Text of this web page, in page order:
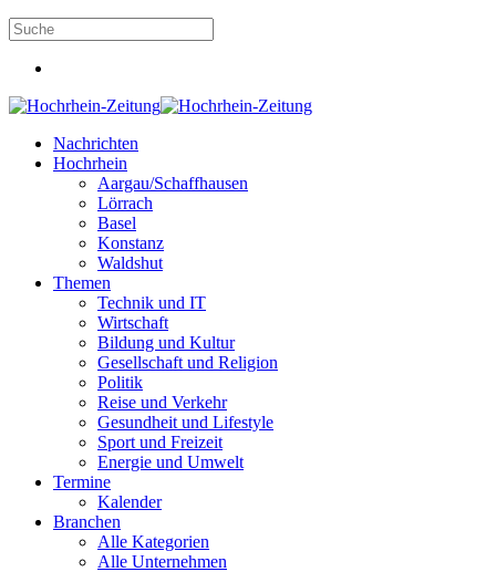
Nachrichten
Hochrhein
Aargau/Schaffhausen
Lörrach
Basel
Konstanz
Waldshut
Themen
Technik und IT
Wirtschaft
Bildung und Kultur
Gesellschaft und Religion
Politik
Reise und Verkehr
Gesundheit und Lifestyle
Sport und Freizeit
Energie und Umwelt
Termine
Kalender
Branchen
Alle Kategorien
Alle Unternehmen